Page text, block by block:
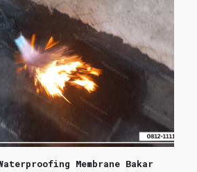
Membrane Bakar